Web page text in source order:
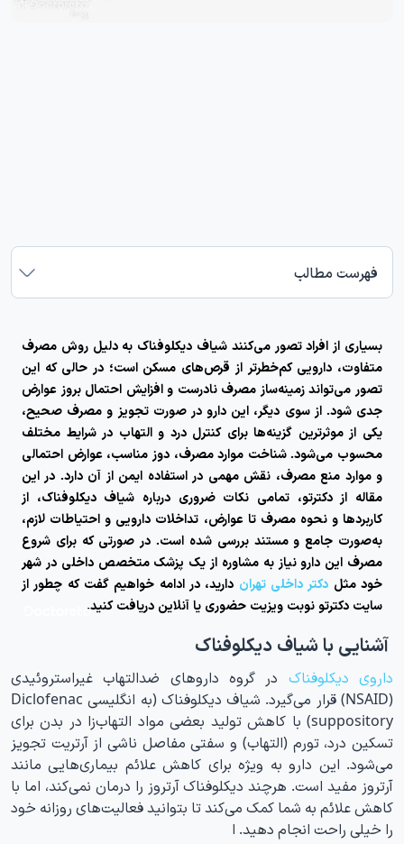
فهرست مطالب
بسیاری از افراد تصور می‌کنند شیاف دیکلوفناک به دلیل روش مصرف
متفاوت، دارویی کم‌خطرتر از قرص‌های مسکن است؛ در حالی که این
تصور می‌تواند زمینه‌ساز مصرف نادرست و افزایش احتمال بروز عوارض
جدی شود. از سوی دیگر، این دارو در صورت تجویز و مصرف صحیح،
یکی از موثرترین گزینه‌ها برای کنترل درد و التهاب در شرایط مختلف
محسوب می‌شود. شناخت موارد مصرف، دوز مناسب، عوارض احتمالی
و موارد منع مصرف، نقش مهمی در استفاده ایمن از آن دارد. در این
مقاله از دکترتو، تمامی نکات ضروری درباره شیاف دیکلوفناک، از
کاربردها و نحوه مصرف تا عوارض، تداخلات دارویی و احتیاطات لازم،
به‌صورت جامع و مستند بررسی شده است. در صورتی که برای شروع
مصرف این‌ دارو نیاز به مشاوره از یک پزشک متخصص داخلی در شهر
خود مثل دکتر داخلی تهران دارید، در ادامه خواهیم گفت که چطور از
سایت دکترتو نوبت ویزیت حضوری یا آنلاین دریافت کنید.
آشنایی با شیاف دیکلوفناک
داروی دیکلوفناک در گروه داروهای ضدالتهاب غیراستروئیدی
(NSAID) قرار می‌گیرد. شیاف دیکلوفناک (به انگلیسی Diclofenac
suppository) با کاهش تولید بعضی مواد التهاب‌زا در بدن برای
تسکین درد، تورم (التهاب) و سفتی مفاصل ناشی از آرتریت تجویز
می‌شود. این دارو به ویژه برای کاهش علائم بیماری‌هایی مانند
آرتروز مفید است. هرچند دیکلوفناک آرتروز را درمان نمی‌کند، اما با
کاهش علائم به شما کمک می‌کند تا بتوانید فعالیت‌های روزانه خود
را خیلی راحت انجام دهید. ا